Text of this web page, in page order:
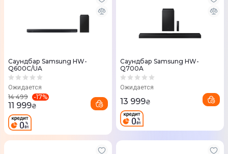
Саундбар Samsung HW-
Q600C/UA
Ожидается
14 499 -17%
11 999₴
Саундбар Samsung HW-
Q700A
Ожидается
13 999₴